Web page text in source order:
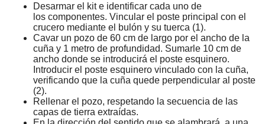
Desarmar el kit e identificar cada uno de
los componentes. Vincular el poste principal con el
crucero mediante el bulón y su tuerca (1).
Cavar un pozo de 60 cm de largo por el ancho de la
cuña y 1 metro de profundidad. Sumarle 10 cm de
ancho donde se introducirá el poste esquinero.
Introducir el poste esquinero vinculado con la cuña,
verificando que la cuña quede perpendicular al poste
(2).
Rellenar el pozo, respetando la secuencia de las
capas de tierra extraídas.